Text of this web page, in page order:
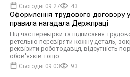
Сьогодні 09:27 43
Оформлення трудового договору у
правила нагадала Держпраці
Під час перевірки та підписання
ретельно перевіряти кожну деталь,
реквізити роботодавця, відсутність
обов'язків тощо
Сьогодні 09:03 93